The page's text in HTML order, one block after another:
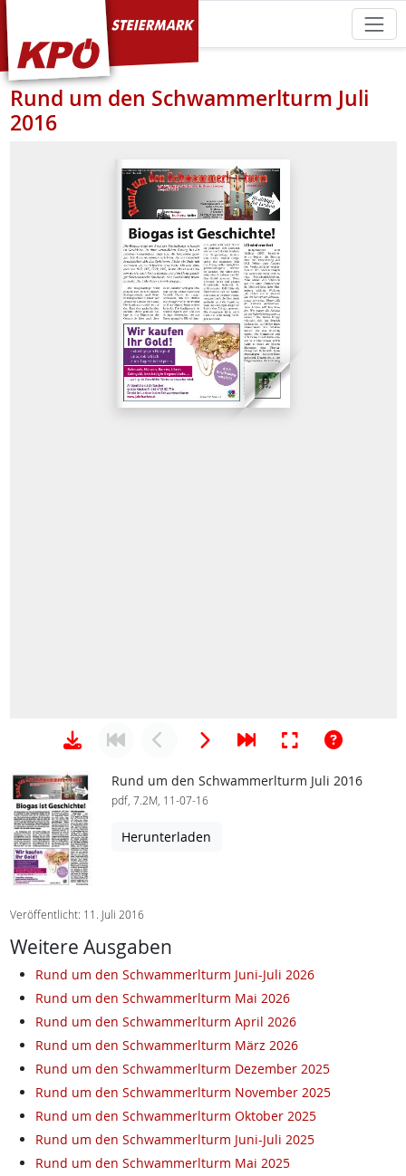
KPÖ Steiermark
Rund um den Schwammerlturm Juli
2016
Rund um den Schwammerlturm Juli 2016
pdf, 7.2M, 11-07-16
Herunterladen
Veröffentlicht: 11. Juli 2016
Weitere Ausgaben
Rund um den Schwammerlturm Juni-Juli 2026
Rund um den Schwammerlturm Mai 2026
Rund um den Schwammerlturm April 2026
Rund um den Schwammerlturm März 2026
Rund um den Schwammerlturm Dezember 2025
Rund um den Schwammerlturm November 2025
Rund um den Schwammerlturm Oktober 2025
Rund um den Schwammerlturm Juni-Juli 2025
Rund um den Schwammerlturm Mai 2025